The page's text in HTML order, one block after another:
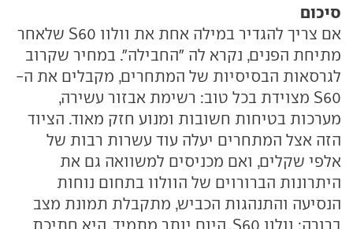
סיכום
אם צריך להגדיר במילה אחת את וולוו S60 שלאחר
מתיחת הפנים, נקרא לה "החבילה". במחיר שקרוב
לגרסאות הבסיסיות של המתחרים, מקבלים את ה-
S60 מצוידת בכל טוב: רשימת אבזור עשירה,
מערכות בטיחות חשובות ומנוע חזק מאוד. הציוד
הזה אצל המתחרים יעלה עוד עשרות רבות של
אלפי שקלים, ואם מכניסים למשוואה גם את
היתרונות הברורוים של הוולוו בתחום נוחות
הנסיעה והתנהגות הכביש, מתקבלת תמונת מצב
ברורה: וולוו S60, היום יותר מתמיד, היא חתיכת